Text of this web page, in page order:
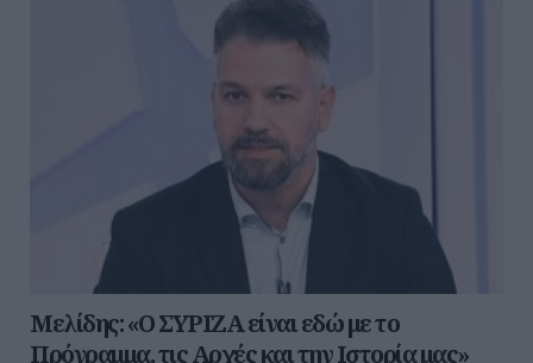
Μελίδης: «Ο ΣΥΡΙΖΑ είναι εδώ με το
Πρόγραμμα, τις Αρχές και την Ιστορία μας»